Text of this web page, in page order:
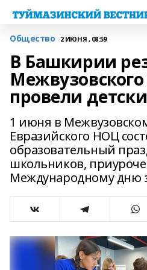
Общество 2 ИЮНЯ , 08:59
В Башкирии
провели
1 июня в
Евразийского НОЦ
образовательный
школьников,
Международному дню